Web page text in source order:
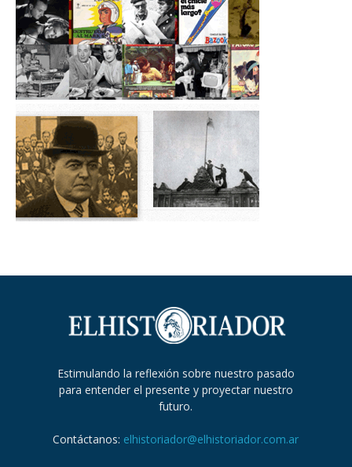
Estimulando la reflexión sobre nuestro pasado
para entender el presente y proyectar nuestro
futuro.
Contáctanos: elhistoriador@elhistoriador.com.ar